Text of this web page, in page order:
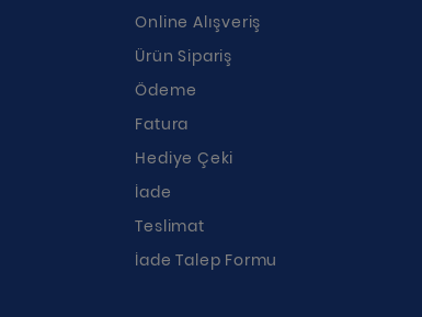
Online Alışveriş
Ürün Sipariş
Ödeme
Fatura
Hediye Çeki
İade
Teslimat
İade Talep Formu